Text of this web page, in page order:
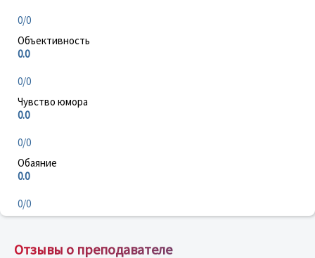
0/0
Объективность
0.0
0/0
Чувство юмора
0.0
0/0
Обаяние
0.0
0/0
Отзывы о преподавателе